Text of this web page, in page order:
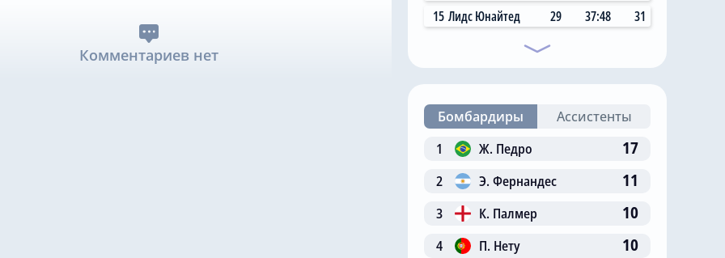
Комментариев нет
15 Лидс Юнайтед 29 37:48 31
Бомбардиры
Ассистенты
1
Ж. Педро 17
2 Э. Фернандес 11
3 К. Палмер 10
4 П. Нету 10